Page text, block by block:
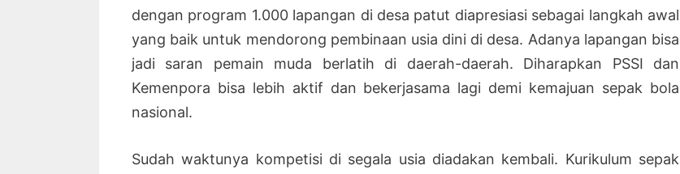
dengan program 1.000 lapangan di desa patut diapresiasi sebagai langkah awal
yang baik untuk mendorong pembinaan usia dini di desa. Adanya lapangan bisa
jadi saran pemain muda berlatih di daerah-daerah. Diharapkan PSSI dan
Kemenpora bisa lebih aktif dan bekerjasama lagi demi kemajuan sepak bola
nasional.
Sudah waktunya kompetisi di segala usia diadakan kembali. Kurikulum sepak